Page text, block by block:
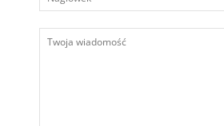
Twoja
wiadomość